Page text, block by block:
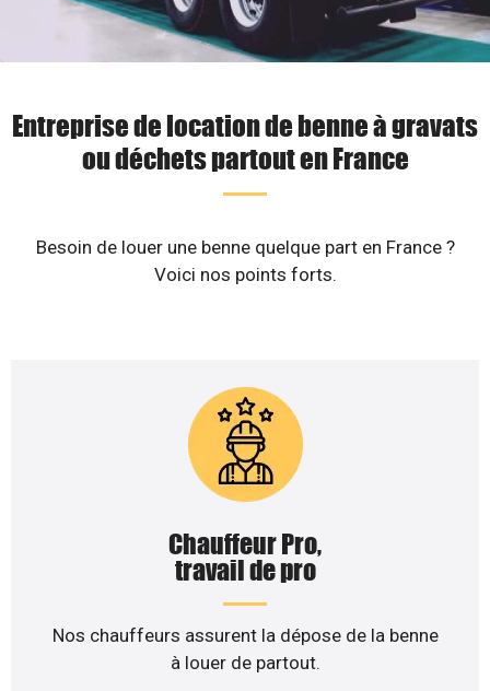
Entreprise de location de benne à gravats
ou déchets partout en France
Besoin de louer une benne quelque part en France ?
Voici nos points forts.
Chauffeur Pro,
travail de pro
Nos chauffeurs assurent la dépose de la benne
à louer de partout.